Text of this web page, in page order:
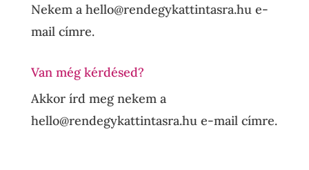
Nekem a hello@rendegykattintasra.hu e-
mail címre.
Van még kérdésed?
Akkor írd meg nekem a
hello@rendegykattintasra.hu e-mail címre.